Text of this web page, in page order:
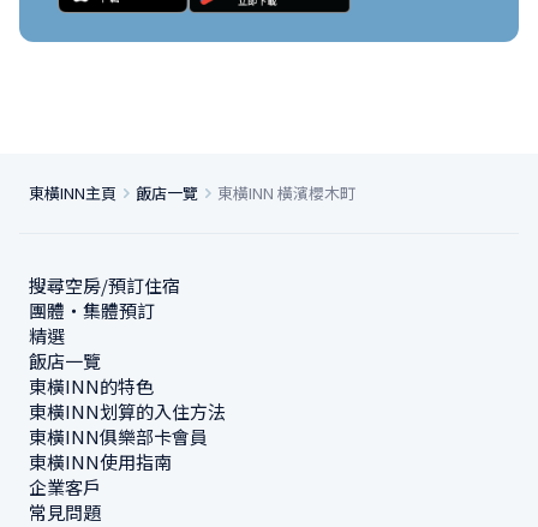
東橫INN主頁 飯店一覽 東橫INN 橫濱櫻木町
搜尋空房/預訂住宿
團體・集體預訂
精選
飯店一覽
東橫INN的特色
東橫INN划算的入住方法
東橫INN俱樂部卡會員
東橫INN使用指南
企業客戶
常見問題